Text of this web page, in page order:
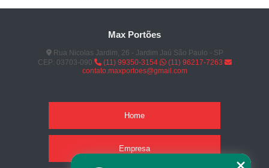
Max Portões
Rua Nicolas Jardim, 26 - Jardim Jaú São Paulo - SP
CEP: 03703-090
(11) 99350-3154
(11) 96217-7263
contato.maxportoes@gmail.com
Home
Empresa